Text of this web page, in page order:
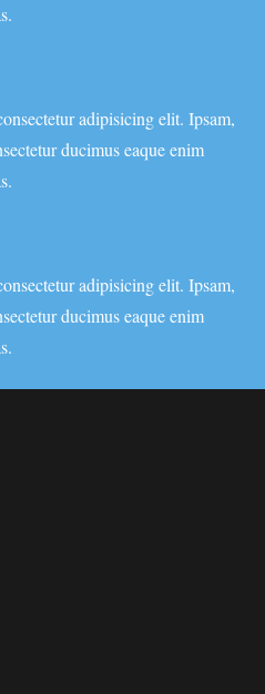
adipisicing elit. Ipsam,
ducimus eaque enim
adipisicing elit. Ipsam,
ducimus eaque enim